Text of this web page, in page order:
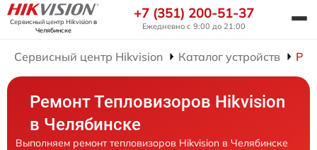
Сервисный центр Hikvisionв
Челябинске
+7 (351) 200-51-37
Ежедневно с 9:00 до 21:00
Сервисный центр Hikvision Каталог устройств
Ремонт Тепловизоров Hikvision
в Челябинске
Выполняем ремонт тепловизоров Hikvision в Челябинске